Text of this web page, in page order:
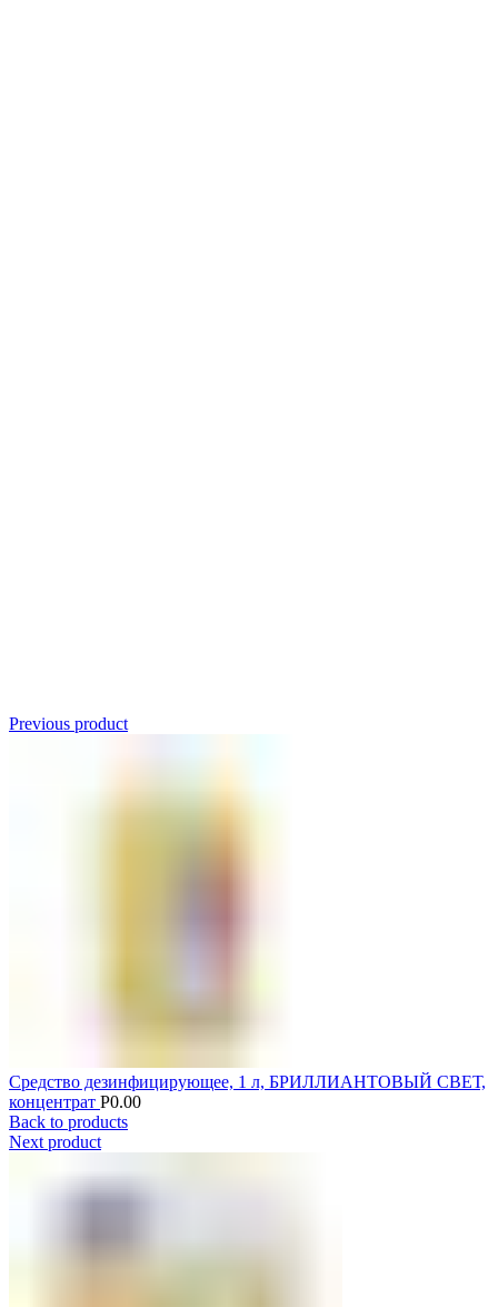
Previous product
Средство дезинфицирующее, 1 л, БРИЛЛИАНТОВЫЙ СВЕТ,
концентрат Р0.00
Back to products
Next product